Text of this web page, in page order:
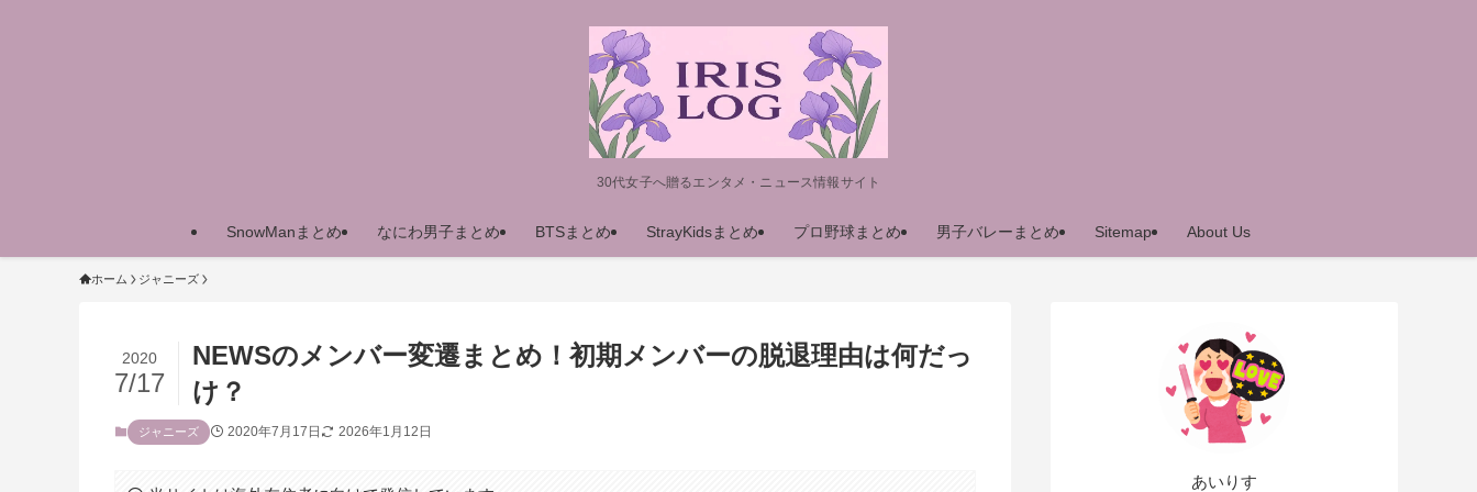
30代女子へ贈るエンタメ・ニュース情報サイト
SnowManまとめ なにわ男子まとめ BTSまとめ StrayKidsまとめ プロ野球まとめ 男子バレーまとめ Sitemap About Us
ホーム ジャニーズ
NEWSのメンバー変遷まとめ！初期メンバーの脱退理由は何だっ
け？
2020
7/17
ジャニーズ 2020年7月17日 2026年1月12日
あいりす